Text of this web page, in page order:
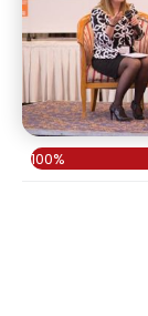
100%